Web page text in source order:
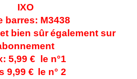
IXO
barres: M3438
bien sûrégalement sur
5,99 € le n°1
9,99 €
le n° 2